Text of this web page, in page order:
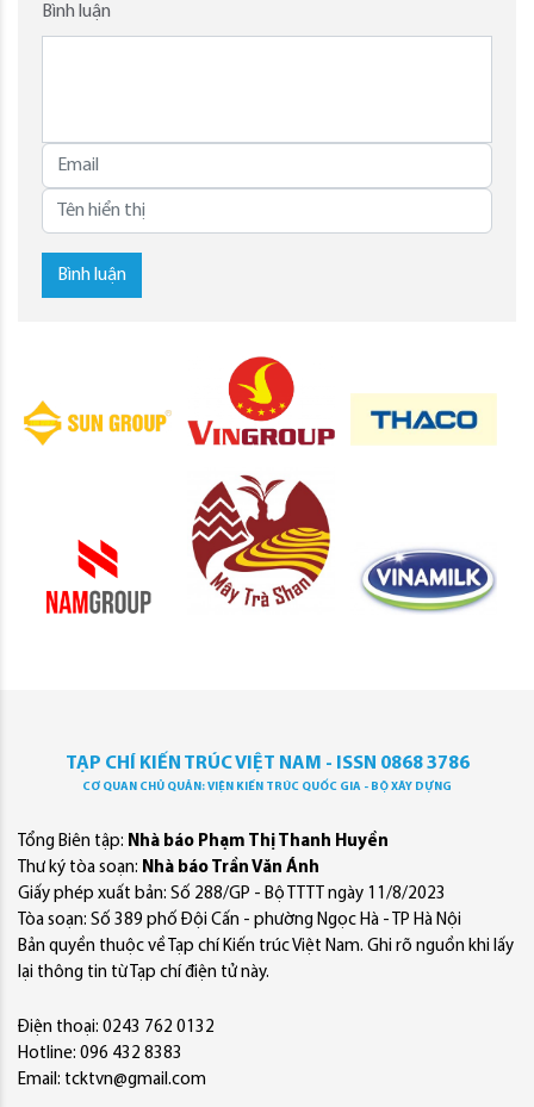
Bình luận
Bình luận
TẠP CHÍ KIẾN TRÚC VIỆT NAM - ISSN 0868 3786
CƠ QUAN CHỦ QUẢN: VIỆN KIẾN TRÚC QUỐC GIA - BỘ XÂY DỰNG
Tổng Biên tập: Nhà báo Phạm Thị Thanh Huyền
Thư ký tòa soạn: Nhà báo Trần Văn Ánh
Giấy phép xuất bản: Số 288/GP - Bộ TTTT ngày 11/8/2023
Tòa soạn: Số 389 phố Đội Cấn - phường Ngọc Hà - TP Hà Nội
Bản quyền thuộc về Tạp chí Kiến trúc Việt Nam. Ghi rõ nguồn khi lấy
lại thông tin từ Tạp chí điện tử này.
Điện thoại: 0243 762 0132
Hotline: 096 432 8383
Email: tcktvn@gmail.com